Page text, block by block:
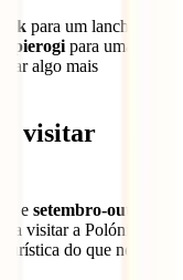
para um lanche
pierogi para uma
algo mais
visitar
e setembro-outubro
visitar a Polónia,
do que no pico